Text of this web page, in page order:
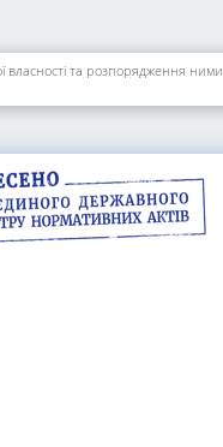
власності та розпорядження ними